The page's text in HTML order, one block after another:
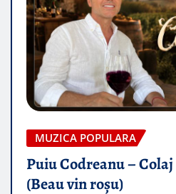
MUZICA POPULARA
Puiu Codreanu – Colaj
(Beau vin roșu)